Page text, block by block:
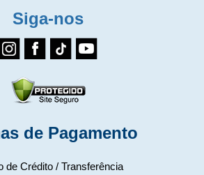
Siga-nos
de Pagamento
de Crédito / Transferência